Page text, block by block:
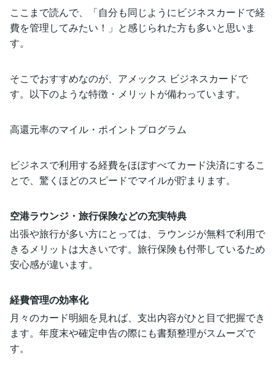
ここまで読んで、「自分も同じようにビジネスカードで経
費を管理してみたい！」と感じられた方も多いと思いま
す。
そこでおすすめなのが、アメックス ビジネスカードで
す。以下のような特徴・メリットが備わっています。
高還元率のマイル・ポイントプログラム
ビジネスで利用する経費をほぼすべてカード決済にするこ
とで、驚くほどのスピードでマイルが貯まります。
空港ラウンジ・旅行保険などの充実特典
出張や旅行が多い方にとっては、ラウンジが無料で利用で
きるメリットは大きいです。旅行保険も付帯しているため
安心感が違います。
経費管理の効率化
月々のカード明細を見れば、支出内容がひと目で把握でき
ます。年度末や確定申告の際にも書類整理がスムーズで
す。